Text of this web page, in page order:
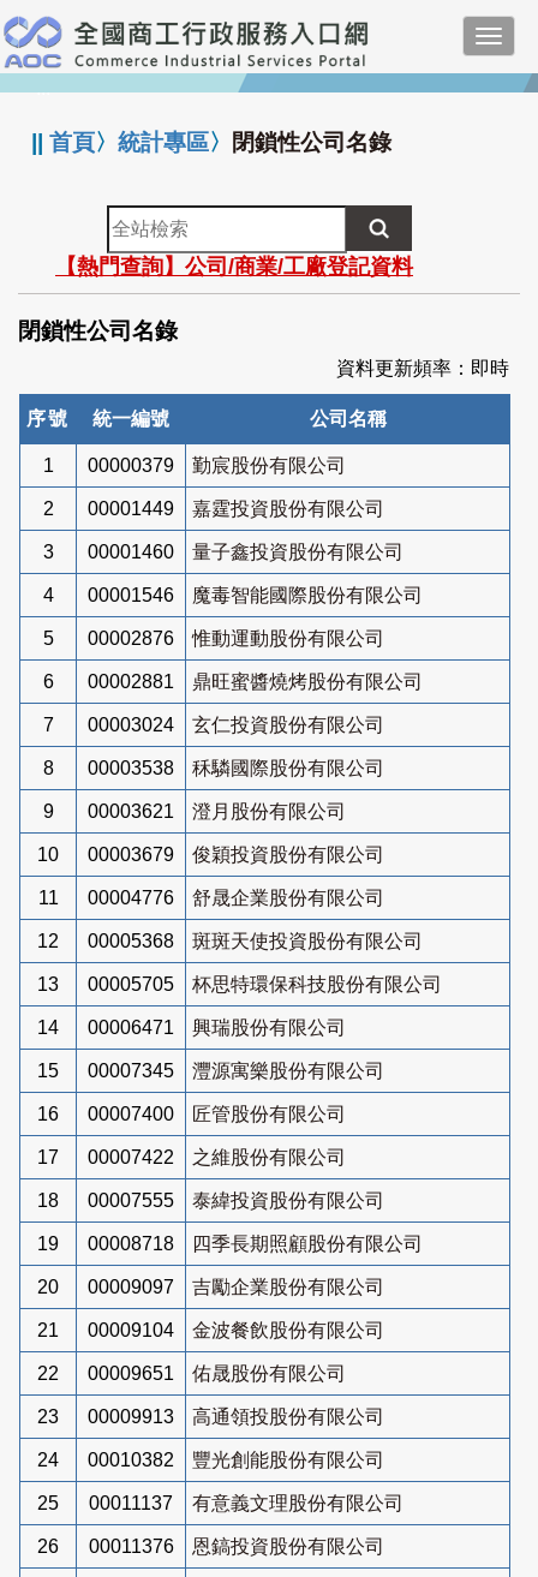
跳
到
主
要
:::
||首頁〉統計專區〉 閉鎖性公司名錄
全
站
檢
索
【熱門查詢】公司/商業/工廠登記資料
閉鎖性公司名錄
資料更新頻率：即時
序號 統一編號 公司名稱
1 00000379 勤宸股份有限公司
2 00001449 嘉霆投資股份有限公司
3 00001460 量子鑫投資股份有限公司
4 00001546 魔毒智能國際股份有限公司
5 00002876 惟動運動股份有限公司
6 00002881 鼎旺蜜醬燒烤股份有限公司
7 00003024 玄仁投資股份有限公司
8 00003538 秝驎國際股份有限公司
9 00003621 澄月股份有限公司
10 00003679 俊穎投資股份有限公司
11 00004776 舒晟企業股份有限公司
12 00005368 斑斑天使投資股份有限公司
13 00005705 杯思特環保科技股份有限公司
14 00006471 興瑞股份有限公司
15 00007345 灃源寓樂股份有限公司
16 00007400 匠管股份有限公司
17 00007422 之維股份有限公司
18 00007555 泰緯投資股份有限公司
19 00008718 四季長期照顧股份有限公司
20 00009097 吉勵企業股份有限公司
21 00009104 金波餐飲股份有限公司
22 00009651 佑晟股份有限公司
23 00009913 高通領投股份有限公司
24 00010382 豐光創能股份有限公司
25 00011137 有意義文理股份有限公司
26 00011376 恩鎬投資股份有限公司